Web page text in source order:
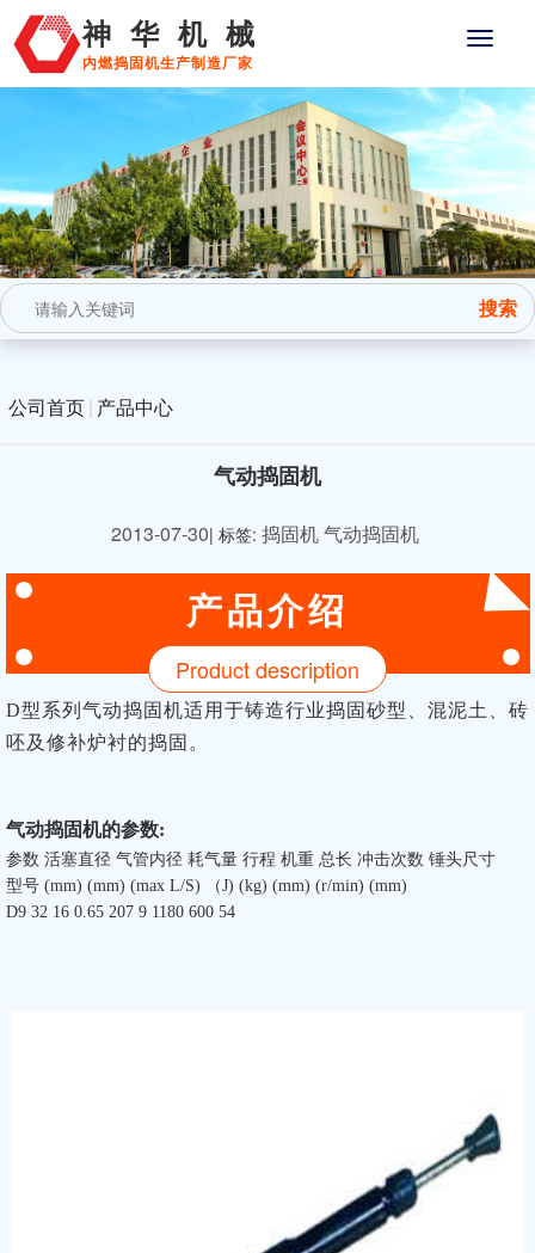
神华机械
内燃捣固机生产制造厂家
公司首页| 产品中心
气动捣固机
2013-07-30| 标签: 捣固机气动捣固机
产品介绍
Product description
D型系列气动捣固机适用于铸造行业捣固砂型、混泥土、砖
呸及修补炉衬的捣固。
气动捣固机的参数:
参数 活塞直径 气管内径 耗气量 行程 机重 总长 冲击次数 锤头尺寸
型号 (mm) (mm) (max L/S) （J) (kg) (mm) (r/min) (mm)
D9 32 16 0.65 207 9 1180 600 54